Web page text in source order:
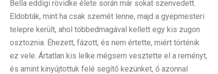
Bella eddigi rövidke élete során már sokat szenvedett.
Eldobták, mint ha csak szemét lenne, majd a gyepmesteri
telepre került, ahol többedmagával kellett egy kis zugon
osztoznia. Éhezett, fázott, és nem értette, miért történik
ez vele. Ártatlan kis lelke mégsem vesztette el a reményt,
és amint kinyújtottuk felé segítő kezünket, ő azonnal